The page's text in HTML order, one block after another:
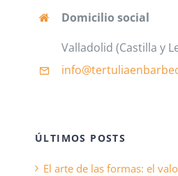
Domicilio social
Valladolid (Castilla y
ÚLTIMOS POSTS
El arte de las formas: el